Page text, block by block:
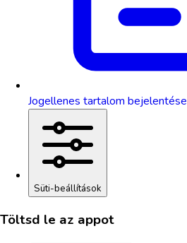
Jogellenes tartalom bejelentése
Süti-beállítások
Töltsd le az appot